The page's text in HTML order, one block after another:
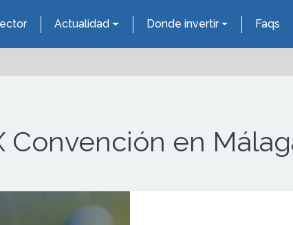
Actualidad Donde invertir Faqs
Convención en